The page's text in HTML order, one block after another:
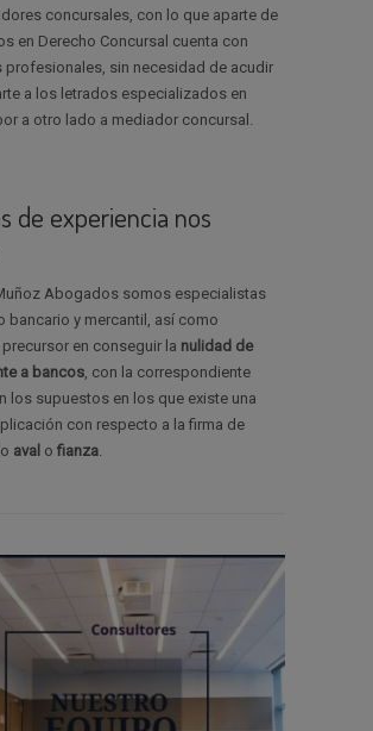
concursales, con lo que aparte de
en Derecho Concursal cuenta con
profesionales, sin necesidad de acudir
a los letrados especializados en
a otro lado a mediador concursal.
de experiencia nos
Abogados somos especialistas
bancario y mercantil, así como
en conseguir la nulidad de
a bancos, con la correspondiente
los supuestos en los que existe una
con respecto a la firma de
aval o fianza.